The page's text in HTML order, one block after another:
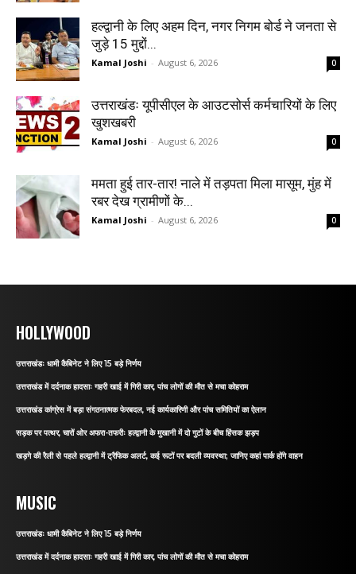
हल्द्वानी के लिए अहम दिन, नगर निगम बोर्ड ने जनता से
जुड़े 15 मुद्दों...
Kamal Joshi - August 6, 2026 0
उत्तराखंडः यूपीसीएल के आउटसोर्स कर्मचारियों के लिए
खुशखबरी
Kamal Joshi - August 6, 2026 0
ममता हुई तार-तार! नाले में तड़पता मिला मासूम, मुंह में
रबर देख ग्रामीणों के...
Kamal Joshi - August 6, 2026 0
HOLLYWOOD
उत्तराखंडः धामी कैबिनेट ने लिए 15 बड़े निर्णय
उत्तराखंड में दर्दनाक हादसाः गहरी खाई में गिरी कार, पांच लोगों की मौत से मचा कोहराम
उत्तराखंड कांग्रेस में बड़ा संगठनात्मक फेरबदल, नई कार्यकारिणी और पांच समितियों का ऐलान
सड़क पर पत्थर, चारों ओर अफरा-तफरीः हल्द्वानी के मुखानी में दो गुटों के बीच हिंसक झड़प
खड़गे की रैली से पहले हल्द्वानी में ट्रैफिक अलर्ट, कई रूटों पर बदली व्यवस्था; जानिए कहां पार्क होंगे वाहन
MUSIC
उत्तराखंडः धामी कैबिनेट ने लिए 15 बड़े निर्णय
उत्तराखंड में दर्दनाक हादसाः गहरी खाई में गिरी कार, पांच लोगों की मौत से मचा कोहराम